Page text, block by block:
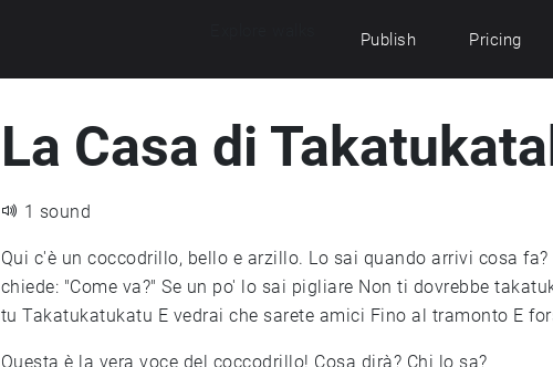
Publish Pricing
La Casa di
1 sound
Qui c'è un coccodrillo, bello e arzillo. Lo sai quando arrivi cosa
chiede: "Come va?" Se un po' lo sai pigliare Non ti dovrebbe
tu Takatukatukatu E vedrai che sarete amici Fino al tramonto E
Questa è la vera voce del coccodrillo! Cosa dirà? Chi lo sa?